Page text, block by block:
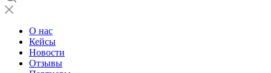
О нас
Кейсы
Новости
Отзывы